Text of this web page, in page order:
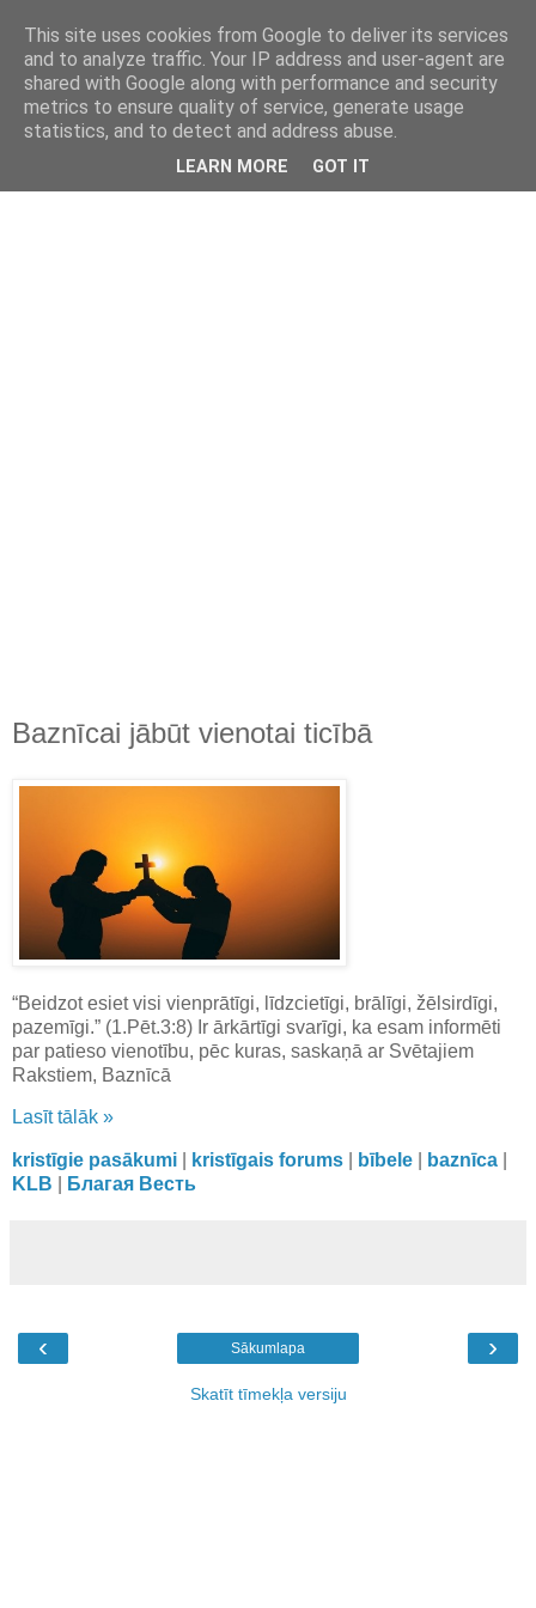
kristietim
viss, kas jāzin kristietim
Baznīcai jābūt vienotai ticībā
“Beidzot esiet visi vienprātīgi, līdzcietīgi, brālīgi, žēlsirdīgi,
pazemīgi.” (1.Pēt.3:8) Ir ārkārtīgi svarīgi, ka esam informēti
par patieso vienotību, pēc kuras, saskaņā ar Svētajiem
Rakstiem, Baznīcā
Lasīt tālāk »
kristīgie pasākumi kristīgais forums bībele baznīca
KLB
Благая Весть
‹ ›
Sākumlapa
Skatīt tīmekļa versiju
This site uses cookies from Google to deliver its services
and to analyze traffic. Your IP address and user-agent are
shared with Google along with performance and security
metrics to ensure quality of service, generate usage
statistics, and to detect and address abuse.
LEARN MORE GOT IT